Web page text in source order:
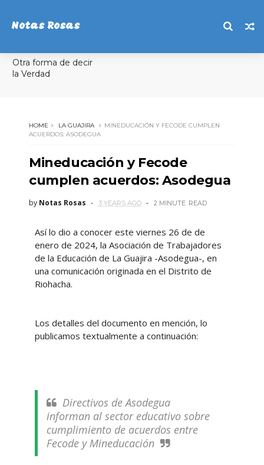
Notas Rosas
Otra forma de decir
la Verdad
HOME LA GUAJIRA
MINEDUCACIÓN Y FECODE CUMPLEN
ACUERDOS: ASODEGUA
Mineducación y Fecode
cumplen acuerdos: Asodegua
by Notas Rosas 3 YEARS AGO 2 MINUTE READ
Así lo dio a conocer este viernes 26 de de
enero de 2024, la Asociación de Trabajadores
de la Educación de La Guajira -Asodegua-, en
una comunicación originada en el Distrito de
Riohacha.
Los detalles del documento en mención, lo
publicamos textualmente a continuación:
Directivos de Asodegua
informan al sector educativo sobre
cumplimiento de acuerdos entre
Fecode y Mineducación